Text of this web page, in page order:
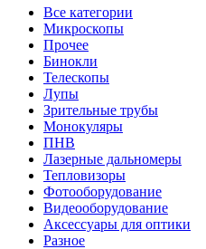
Все категории
Микроскопы
Прочее
Бинокли
Телескопы
Лупы
Зрительные трубы
Монокуляры
ПНВ
Лазерные дальномеры
Тепловизоры
Фотооборудование
Видеооборудование
Аксессуары для оптики
Разное